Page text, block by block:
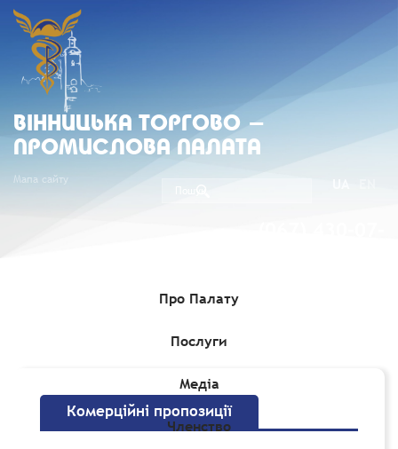
ВIННИЦЬКА ТОРГОВО -
ПРОМИСЛОВА ПАЛАТА
Мапа сайту
Про Палату
Послуги
Медіа
Членство
Комерційні пропозиції
Комерційні пропозиції